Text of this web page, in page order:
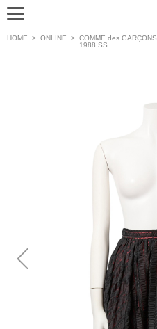
HOME > ONLINE > COMME des GARÇONS
1988 SS